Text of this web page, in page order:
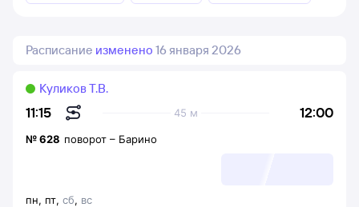
Расписание изменено 16 января 2026
11:15 12:00
45 м
Куликов Т.В.
пн, пт, сб, вс
№628 поворот – Барино